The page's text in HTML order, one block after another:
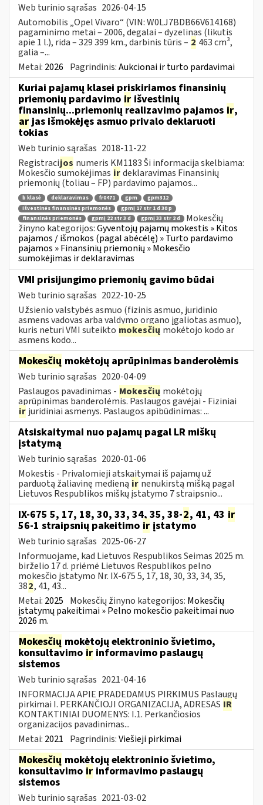
Web turinio sąrašas 2026-04-15
Automobilis „Opel Vivaro“ (VIN: W0LJ7BDB66V614168)
pagaminimo metai – 2006, degalai – dyzelinas (likutis
apie 1 l.), rida – 329 399 km., darbinis tūris – 2 463 cm³,
galia –...
Metai: 2026 Pagrindinis:Aukcionai ir turto pardavimai
Kuriai pajamų klasei priskiriamos finansinių
priemonių pardavimo ir išvestinių
finansinių...priemonių realizavimo pajamos ir,
arjas išmokėjęs asmuo privalo deklaruoti
tokias
Web turinio sąrašas 2018-11-22
Registracijos numeris KM1183 Ši informacija skelbiama:
Mokesčio sumokėjimas irdeklaravimas Finansinių
priemonių (toliau – FP) pardavimo pajamos...
b klasė deklaravimas fr0471 gpm
gpm312
išvestinės finansinės priemonės
gpmį 17 str 1 d 30 p
finansinės priemonės
gpmį 22 str 3 d gpmį 33 str 2 d
Mokesčių
žinyno kategorijos:Gyventojų pajamų mokestis » Kitos
pajamos / išmokos (pagal abėcėlę) » Turto pardavimo
pajamos » Finansinių priemonių » Mokesčio
sumokėjimas ir deklaravimas
VMI prisijungimo priemonių gavimo būdai
Web turinio sąrašas 2022-10-25
Užsienio valstybės asmuo (fizinis asmuo, juridinio
asmens vadovas arba valdymo organo įgaliotas asmuo),
kuris neturi VMI suteikto mokesčių mokėtojo kodo ar
asmens kodo...
Mokesčių mokėtojų aprūpinimas banderolėmis
Web turinio sąrašas 2020-04-09
Paslaugos pavadinimas - Mokesčių mokėtojų
aprūpinimas banderolėmis. Paslaugos gavėjai - Fiziniai
ir juridiniai asmenys. Paslaugos apibūdinimas: ...
Atsiskaitymai nuo pajamų pagal LR miškų
įstatymą
Web turinio sąrašas 2020-01-06
Mokestis - Privalomieji atskaitymai iš pajamų už
parduotą žaliavinę medieną ir nenukirstą mišką pagal
Lietuvos Respublikos miškų įstatymo 7 straipsnio...
IX-675 5, 17, 18, 30, 33, 34, 35, 38-2, 41, 43 ir
56-1 straipsnių pakeitimo ir įstatymo
Web turinio sąrašas 2025-06-27
Informuojame, kad Lietuvos Respublikos Seimas 2025 m.
birželio 17 d. priėmė Lietuvos Respublikos pelno
mokesčio įstatymo Nr. IX-675 5, 17, 18, 30, 33, 34, 35,
382, 41, 43...
Metai: 2025 Mokesčių žinyno kategorijos: Mokesčių
įstatymų pakeitimai » Pelno mokesčio pakeitimai nuo
2026 m.
Mokesčių mokėtojų elektroninio švietimo,
konsultavimo ir informavimo paslaugų
sistemos
Web turinio sąrašas 2021-04-16
INFORMACIJA APIE PRADEDAMUS PIRKIMUS Paslaugų
pirkimai I. PERKANČIOJI ORGANIZACIJA, ADRESAS IR
KONTAKTINIAI DUOMENYS: I.1. Perkančiosios
organizacijos pavadinimas...
Metai: 2021 Pagrindinis:Viešieji pirkimai
Mokesčių mokėtojų elektroninio švietimo,
konsultavimo ir informavimo paslaugų
sistemos
Web turinio sąrašas 2021-03-02